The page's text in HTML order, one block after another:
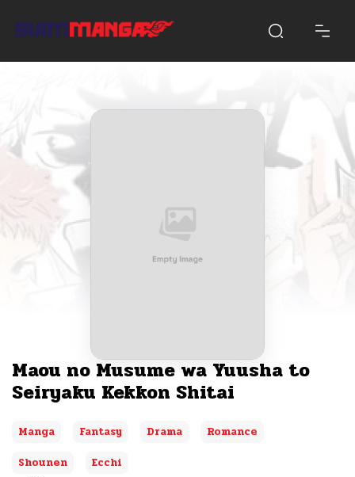
Maou no Musume wa Yuusha to
Seiryaku Kekkon Shitai
Manga Fantasy Drama
Romance
Shounen
Ecchi